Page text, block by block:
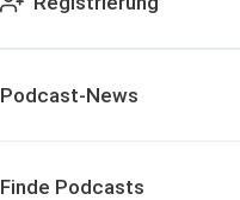
Podcast-News
Finde Podcasts